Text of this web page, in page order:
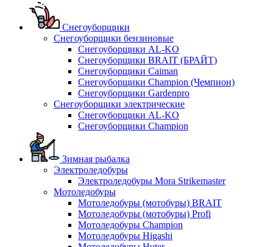
Снегоуборщики
Снегоуборщики бензиновые
Снегоуборщики AL-KO
Снегоуборщики BRAIT (БРАЙТ)
Снегоуборщики Caiman
Снегоуборщики Champion (Чемпион)
Снегоуборщики Gardenpro
Снегоуборщики электрические
Снегоуборщики AL-KO
Снегоуборщики Champion
Зимная рыбалка
Электроледобуры
Электроледобуры Mora Strikemaster
Мотоледобуры
Мотоледобуры (мотобуры) BRAIT
Мотоледобуры (мотобуры) Profi
Мотоледобуры Champion
Мотоледобуры Higashi